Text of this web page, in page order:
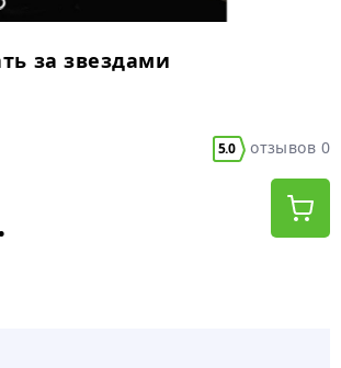
за звездами
5.0 отзывов 0